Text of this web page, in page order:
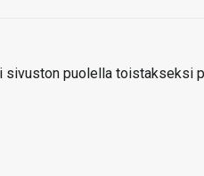
sivuston puolella toistakseksi